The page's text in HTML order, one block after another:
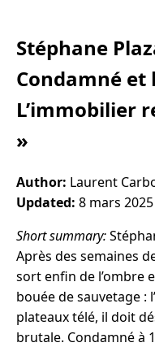
Stéphane
Condamné
L’immobilier
»
Author: Laurent
Updated: 8 mars
Short summary:
Après des semaines
sort enfin de l’ombre
bouée de sauvetage :
plateaux télé, il doit
brutale. Condamné à